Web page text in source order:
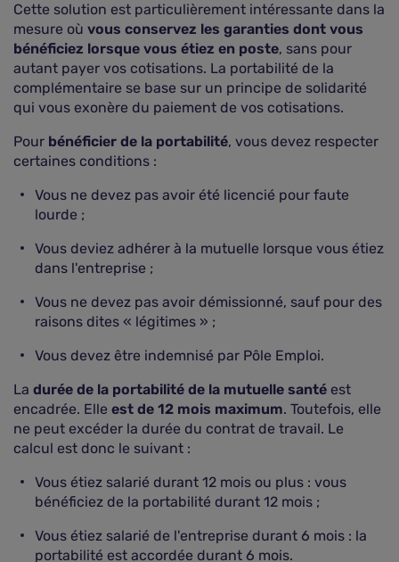
Cette solution est particulièrement intéressante dans la
mesure où vous conservez les garanties dont vous
bénéficiez lorsque vous étiez en poste, sans pour
autant payer vos cotisations. La portabilité de la
complémentaire se base sur un principe de solidarité
qui vous exonère du paiement de vos cotisations.
Pour bénéficier de la portabilité, vous devez respecter
certaines conditions :
Vous ne devez pas avoir été licencié pour faute
lourde ;
Vous deviez adhérer à la mutuelle lorsque vous étiez
dans l'entreprise ;
Vous ne devez pas avoir démissionné, sauf pour des
raisons dites « légitimes » ;
Vous devez être indemnisé par Pôle Emploi.
La durée de la portabilité de la mutuelle santé est
encadrée. Elle est de 12 mois maximum. Toutefois, elle
ne peut excéder la durée du contrat de travail. Le
calcul est donc le suivant :
Vous étiez salarié durant 12 mois ou plus : vous
bénéficiez de la portabilité durant 12 mois ;
Vous étiez salarié de l'entreprise durant 6 mois : la
portabilité est accordée durant 6 mois.